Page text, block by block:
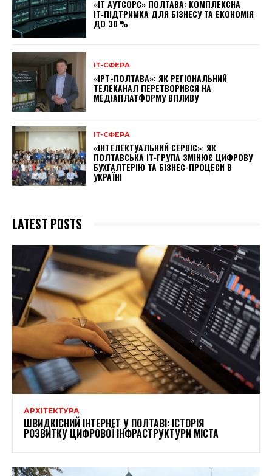
«IT АУТСОРС» ПОЛТАВА: КОМПЛЕКСНА
IT‑ПІДТРИМКА ДЛЯ БІЗНЕСУ ТА ЕКОНОМІЯ
ДО 30 %
ІТ-СФЕРА
«ІРТ-ПОЛТАВА»: ЯК РЕГІОНАЛЬНИЙ
ТЕЛЕКАНАЛ ПЕРЕТВОРИВСЯ НА
МЕДІАПЛАТФОРМУ ВПЛИВУ
ІТ-СФЕРА
«ІНТЕЛЕКТУАЛЬНИЙ СЕРВІС»: ЯК
ПОЛТАВСЬКА IT-ГРУПА ЗМІНЮЄ ЦИФРОВУ
БУХГАЛТЕРІЮ ТА БІЗНЕС-ПРОЦЕСИ В
УКРАЇНІ
LATEST POSTS
АРХІТЕКТУРА
ШВИДКІСНИЙ ІНТЕРНЕТ У ПОЛТАВІ: ІСТОРІЯ
РОЗВИТКУ ЦИФРОВОЇ ІНФРАСТРУКТУРИ МІСТА